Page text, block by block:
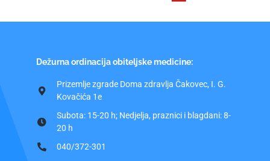
Dežurna ordinacija obiteljske medicine:
Prizemlje zgrade Doma zdravlja Čakovec, I. G.
Kovačića 1e
Subota: 15-20 h; Nedjelja, praznici i blagdani: 8-
20 h
040/372-301